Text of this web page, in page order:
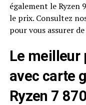
également le Ryzen
le prix. Consultez
pour vous assurer
Le meilleur
avec carte
Ryzen 7